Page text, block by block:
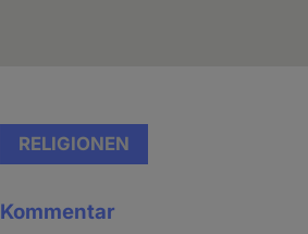
RELIGIONEN
Kommentar